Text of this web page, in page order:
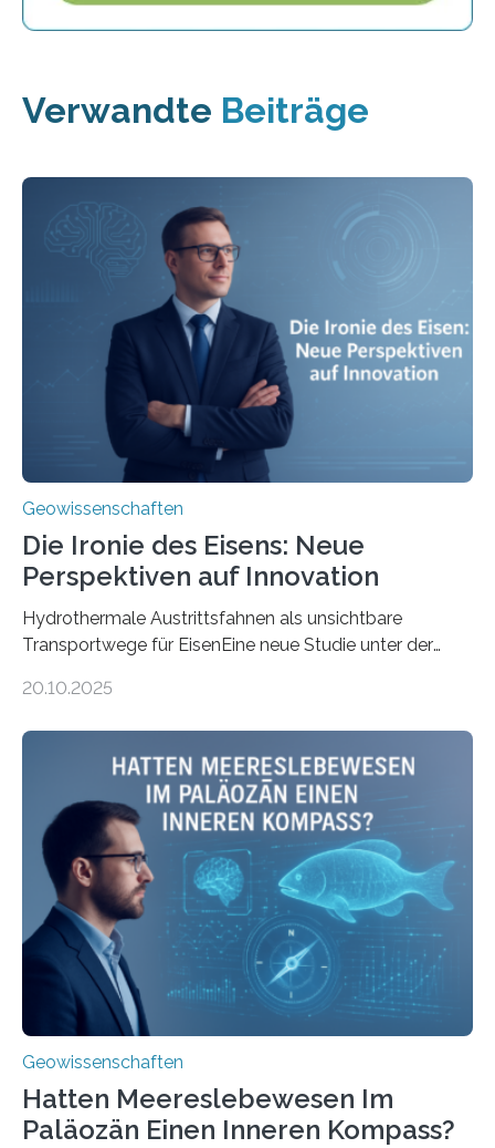
Verwandte Beiträge
Geowissenschaften
Die Ironie des Eisens: Neue
Perspektiven auf Innovation
Hydrothermale Austrittsfahnen als unsichtbare
Transportwege für EisenEine neue Studie unter der
Umweltwissenschaften der Universität Bremen –
Meeresboden die Eisenverfügbarkeit und den globalen
Stoffkreislauf im Ozean prägen. Die Überblicksstudie
mit dem Titel „Iron’s Irony“ ist in Communications Earth
& Environment erschienen. Die Studie fasst bestehende
Forschungsergebnisse zusammen und interpretiert sie
neu, um zu erklären, wie Eisen, das aus hydrothermalen
Systemen freigesetzt wird, über ganze Ozeanbecken
transportiert werden kann. „Das…
20.10.2025
Geowissenschaften
Hatten Meereslebewesen Im
Paläozän Einen Inneren Kompass?